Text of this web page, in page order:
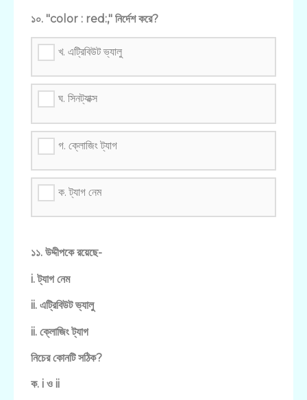
১০. "color : red:," নির্দেশ করে?
খ. এট্রিবিউট ভ্যালু
ঘ. সিনট্যাক্স
গ. ক্লোজিং ট্যাগ
ক. ট্যাগ নেম
১১. উদ্দীপকে রয়েছে-
i. ট্যাগ নেম
ii. এট্রিবিউট ভ্যালু
ii. ক্লোজিং ট্যাগ
নিচের কোনটি সঠিক?
ক. i ও ii